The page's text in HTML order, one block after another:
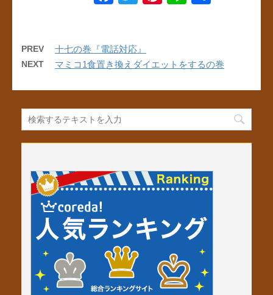
e
b
o
o
k
er
st
PREV 十七の巻『電話対応』
NEXT マミコ1食置き換えダイエットをするの巻